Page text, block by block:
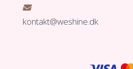

kontakt@weshine.dk